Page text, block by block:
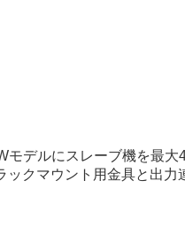
デルにスレーブ機を最大
クマウント用金具と出力